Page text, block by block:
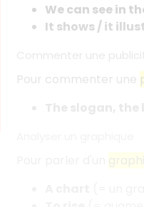
We can see in
It shows / it
Commenter une
Pour commenter une